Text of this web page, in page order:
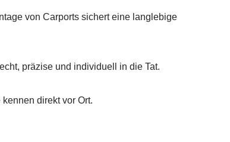
von Carports sichert eine langlebige
präzise und individuell in die Tat.
direkt vor Ort.